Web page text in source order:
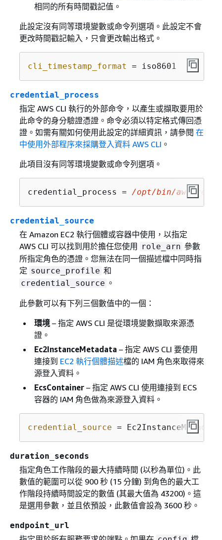
相同的所有時間戳記值。
此設定沒有同等環境變數或命令列選項。此設定不會
更改時間戳記輸入，只會更改輸出格式。
cli_timestamp_format = iso8601
credential_process
指定 AWS CLI 執行的外部命令，以產生或擷取要用於
此命令的身分驗證憑證。命令必須以特定格式傳回憑
證。如需有關如何使用此設定的詳細資訊，請參閱 在
中使用外部程序來採購登入資料 AWS CLI 。
此項目沒有同等環境變數或命令列選項。
credential_process = /opt/bin/
credential_source
在 Amazon EC2 執行個體或容器中使用，以指定
AWS CLI 可以找到用於擔任您使用
role_arn 參數
所指定角色的憑證。您無法在同一個描述檔中同時指
定 source_profile 和
credential_source 。
此參數可以有下列三個數值中的一個：
環境– 指定 AWS CLI 是從環境變數擷取來源憑
證。
Ec2InstanceMetadata – 指定 AWS CLI 要使用
連接到 EC2 執行個體描述檔的 IAM 角色來取得來
源登入資料。
EcsContainer– 指定 AWS CLI 使用連接到 ECS
容器的 IAM 角色做為來源登入資料。
credential_source = Ec2InstanceMetadata
duration_seconds
指定角色工作階段的最大持續時間 (以秒為單位)。此
數值的範圍可以從 900 秒 (15 分鐘) 到角色的最大工
作階段持續時間設定的數值 (其最大值為 43200)。這
是選用參數，並且依預設，此數值會設為 3600 秒。
endpoint_url